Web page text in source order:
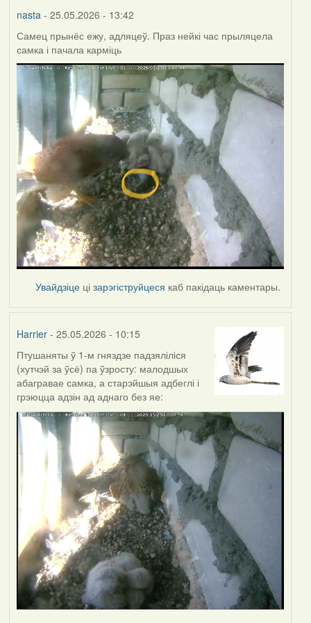
nasta- 25.05.2026 - 13:42
Самец прынёс ежу, адляцеў. Праз нейкі час прыляцела
самка і пачала карміць
Увайдзіце цізарэгіструйцеся каб пакідаць каментары.
Harrier- 25.05.2026 - 10:15
Птушаняты ў 1-м гняздзе падзяліліся
(хутчэй за ўсё) па ўзросту: малодшых
абагравае самка, а старэйшыя адбеглі і
грэюцца адзін ад аднаго без яе: